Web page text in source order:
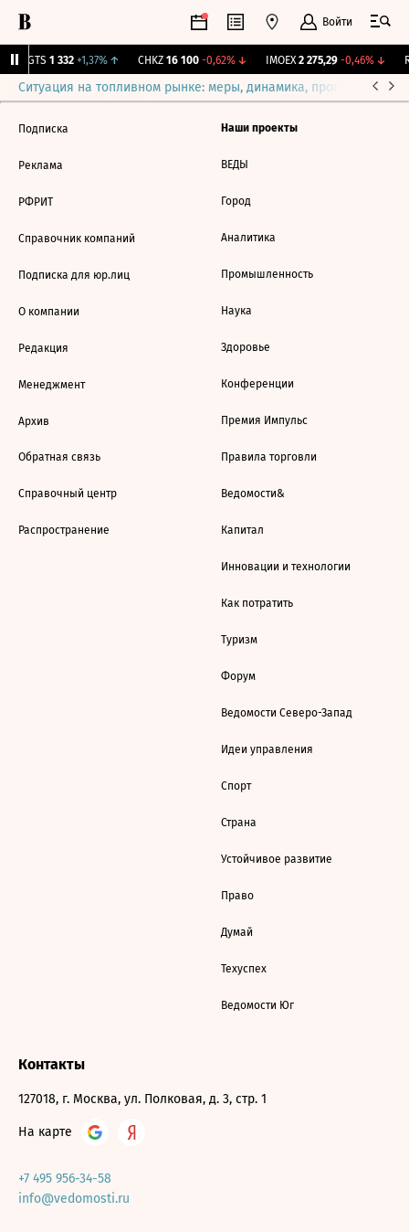
Войти
MGTS 1 332 +1,37%↑ CHKZ 16 100 -0,62%↓ IMOEX 2 275,29 -0,46%↓
Ситуация на топливном рынке: меры, динамика, прогнозы
Подписка
Реклама
РФРИТ
Справочник компаний
Подписка для юр.лиц
О компании
Редакция
Менеджмент
Архив
Обратная связь
Справочный центр
Распространение
Наши проекты
ВЕДЫ
Город
Аналитика
Промышленность
Наука
Здоровье
Конференции
Премия Импульс
Правила торговли
Ведомости&
Капитал
Инновации и технологии
Как потратить
Туризм
Форум
Ведомости Северо-Запад
Идеи управления
Спорт
Страна
Устойчивое развитие
Право
Думай
Техуспех
Ведомости Юг
Контакты
127018, г. Москва, ул. Полковая, д. 3, стр. 1
На карте
+7 495 956-34-58
info@vedomosti.ru